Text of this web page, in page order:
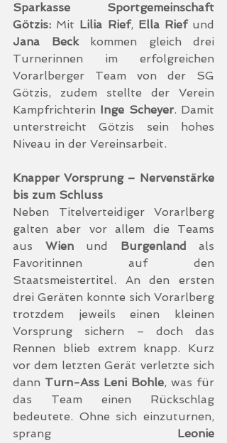
Sparkasse Sportgemeinschaft
Götzis: Mit Lilia Rief, Ella Rief
Jana Beck kommen gleich drei
Turnerinnen im erfolgreichen
Vorarlberger Team von der SG
Götzis, zudem stellte der Verein
Kampfrichterin Inge Scheyer. Damit
unterstreicht Götzis sein hohes
Niveau in der Vereinsarbeit.
Knapper Vorsprung – Nervenstärke
bis zum Schluss
Neben Titelverteidiger Vorarlberg
galten aber vor allem die Teams
aus Wien und Burgenland als
Favoritinnen auf den
Staatsmeistertitel. An den ersten
drei Geräten konnte sich Vorarlberg
trotzdem jeweils einen kleinen
Vorsprung sichern – doch das
Rennen blieb extrem knapp. Kurz
vor dem letzten Gerät verletzte sich
dann Turn-Ass Leni Bohle, was für
das Team einen Rückschlag
bedeutete. Ohne sich einzuturnen,
sprang Leonie